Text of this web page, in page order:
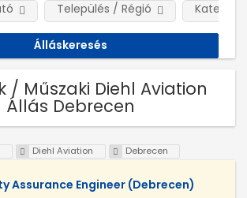
Település / Régió
/ Műszaki Diehl Aviation
Állás Debrecen
Diehl Aviation Debrecen
Assurance Engineer (Debrecen)